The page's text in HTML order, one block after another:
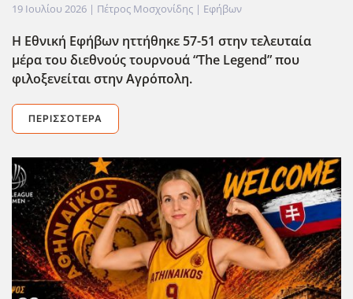
19 Ιουλίου 2026 | Πέτρος Μοσχονίδης | Εφήβων
Η Εθνική Εφήβων ηττήθηκε 57-51 στην τελευταία
μέρα του διεθνούς τουρνουά “The Legend” που
φιλοξενείται στην Αγρόπολη.
ΠΕΡΙΣΣΌΤΕΡΑ